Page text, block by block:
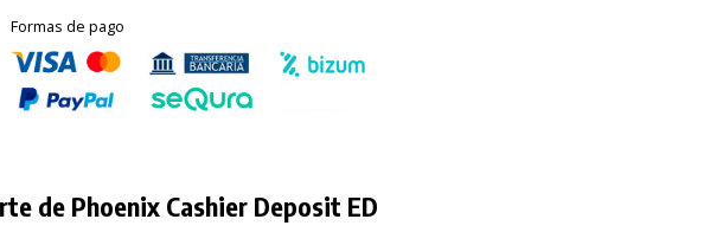
Formas de pago
de Phoenix Cashier Deposit ED